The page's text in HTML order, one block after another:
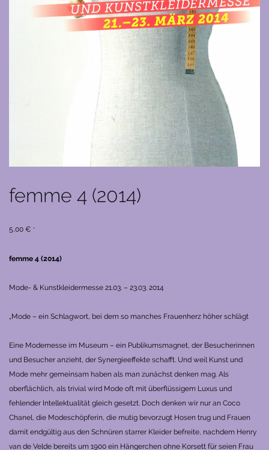
femme 4 (2014)
5,00 € *
femme 4 (2014)
Mode- & Kunstkleidermesse 21.03. – 23.03. 2014
„Mode – ein Schlagwort, bei dem so manches Frauenherz höher schlägt
Eine Modemesse im Museum – ein Publikumsmagnet, der Besucherinnen
und Besucher anzieht, der Synergieeffekte schafft. Und weil Kunst und
Mode mehr gemeinsam haben als man zunächst denken mag. Als
oberflächlich, als trivial wird Mode oft mit überflüssigem Luxus und
fehlender Intellektualität gleich gesetzt. Doch denken wir nur an Coco
Chanel, die Modeschöpferin, die mutig bevorzugt Hosen trug und Frauen
damit endgültig aus den Schnüren starrer Kleider befreite, nachdem Henry
van de Velde bereits um 1900 ein Hängerchen ohne Korsett für seien Frau